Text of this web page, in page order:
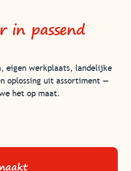
in passend
eigen werkplaats, landelijke
oplossing uit assortiment —
het op maat.